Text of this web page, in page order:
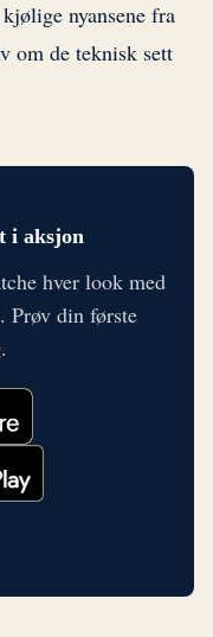
nyansene fra
om de teknisk sett
i aksjon
hver look med
Prøv din første